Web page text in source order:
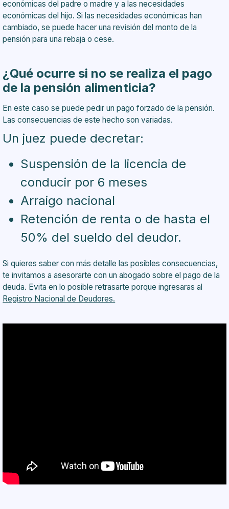
económicas del padre o madre y a las necesidades
económicas del hijo. Si las necesidades económicas han
cambiado, se puede hacer una revisión del monto de la
pensión para una rebaja o cese.
¿Qué ocurre si no se realiza el pago
de la pensión alimenticia?
En este caso se puede pedir un pago forzado de la pensión.
Las consecuencias de este hecho son variadas.
Un juez puede decretar:
Suspensión de la licencia de
conducir por 6 meses
Arraigo nacional
Retención de renta o de hasta el
50% del sueldo del deudor.
Si quieres saber con más detalle las posibles consecuencias,
te invitamos a asesorarte con un abogado sobre el pago de la
deuda. Evita en lo posible retrasarte porque ingresaras al
Registro Nacional de Deudores.